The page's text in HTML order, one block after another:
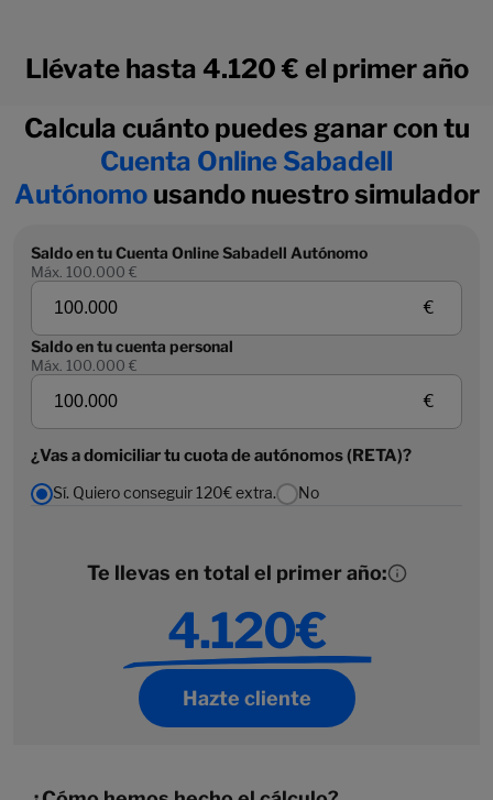
Llévate hasta 4.120 € el primer año
Calcula cuánto puedes ganar con tu
Cuenta Online Sabadell
Autónomo usando nuestro simulador